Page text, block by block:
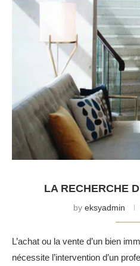
LA RECHERCHE
by eksyadmin
L’achat ou la vente d’un bien
nécessite l’intervention d’un